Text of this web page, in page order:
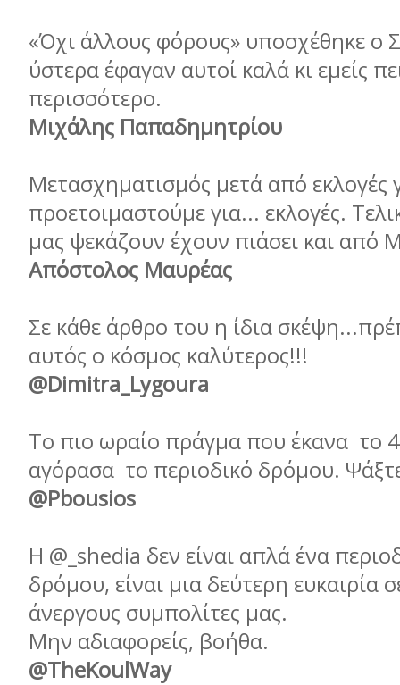
«Όχι άλλους φόρους» υποσχέθηκε ο
ύστερα έφαγαν αυτοί καλά κι εµείς
περισσότερο.
Μιχάλης Παπαδηµητρίου
Μετασχηµατισµός µετά από εκλογές
προετοιµαστούµε για... εκλογές.
µας ψεκάζουν έχουν πιάσει και από
Απόστολος Μαυρέας
Σε κάθε άρθρο του η ίδια
αυτός ο κόσµος καλύτερος!!!
@Dimitra_Lygoura
Το πιο ωραίο πράγµα που έκανα το
αγόρασα το περιοδικό δρόµου.
@Pbousios
Η @_shedia δεν είναι απλά ένα
δρόµου, είναι µια δεύτερη ευκαιρία
άνεργους συµπολίτες µας.
Μην αδιαφορείς, βοήθα.
@TheKoulWay